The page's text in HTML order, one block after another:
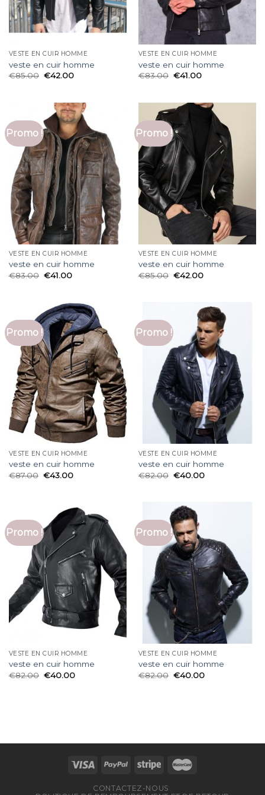
VESTE EN CUIR HOMME
veste en cuir homme
€85.00 €42.00
VESTE EN CUIR HOMME
veste en cuir homme
€83.00 €41.00
Promo !
VESTE EN CUIR HOMME
veste en cuir homme
€83.00 €41.00
Promo !
VESTE EN CUIR HOMME
veste en cuir homme
€85.00 €42.00
Promo !
VESTE EN CUIR HOMME
veste en cuir homme
€87.00 €43.00
Promo !
VESTE EN CUIR HOMME
veste en cuir homme
€82.00 €40.00
Promo !
VESTE EN CUIR HOMME
veste en cuir homme
€82.00 €40.00
Promo !
VESTE EN CUIR HOMME
veste en cuir homme
€82.00 €40.00
CONTACTEZ-NOUS